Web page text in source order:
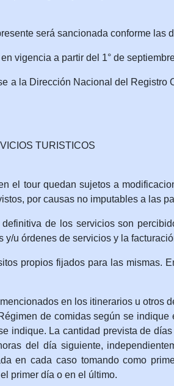
será sancionada conforme las
vigencia a partir del 1° de
a la Dirección Nacional del
TURISTICOS
el tour quedan sujetos a
por causas no imputables a las
de los servicios son
u órdenes de servicios y la
propios fijados para las mismas.
en los itinerarios u otros
de comidas según se
indique. La cantidad prevista de
del día siguiente,
en cada caso tomando como
primer día o en el último.